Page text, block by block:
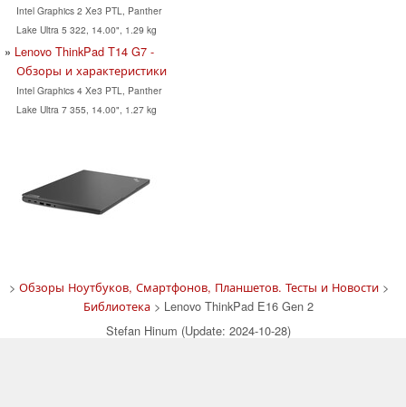
Intel Graphics 2 Xe3 PTL, Panther
Lake Ultra 5 322, 14.00", 1.29 kg
Lenovo ThinkPad T14 G7 -
Обзоры и характеристики
Intel Graphics 4 Xe3 PTL, Panther
Lake Ultra 7 355, 14.00", 1.27 kg
> Обзоры Ноутбуков, Смартфонов, Планшетов. Тесты и Новости>
Библиотека > Lenovo ThinkPad E16 Gen 2
Stefan Hinum (Update: 2024-10-28)